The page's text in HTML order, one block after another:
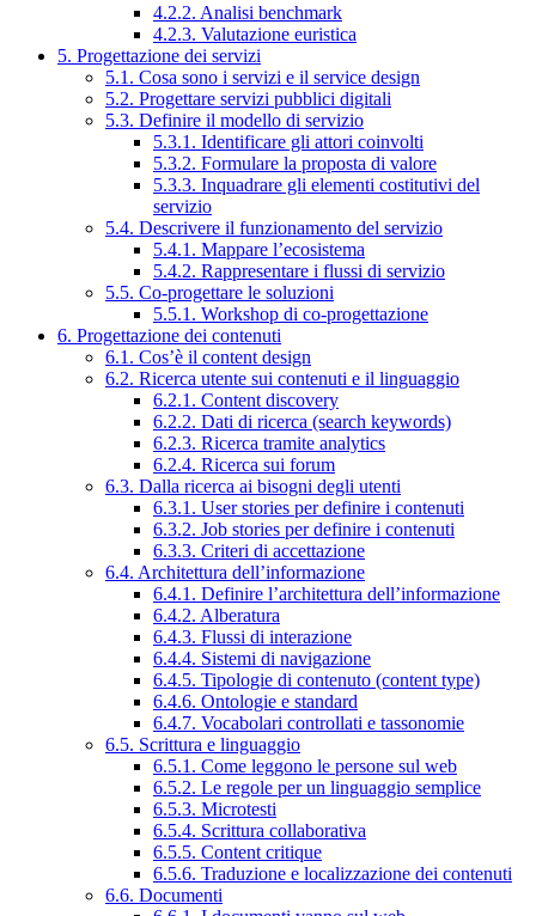
4.2.2. Analisi benchmark
4.2.3. Valutazione euristica
5. Progettazione dei servizi
5.1. Cosa sono i servizi e il service design
5.2. Progettare servizi pubblici digitali
5.3. Definire il modello di servizio
5.3.1. Identificare gli attori coinvolti
5.3.2. Formulare la proposta di valore
5.3.3. Inquadrare gli elementi costitutivi del
servizio
5.4. Descrivere il funzionamento del servizio
5.4.1. Mappare l’ecosistema
5.4.2. Rappresentare i flussi di servizio
5.5. Co-progettare le soluzioni
5.5.1. Workshop di co-progettazione
6. Progettazione dei contenuti
6.1. Cos’è il content design
6.2. Ricerca utente sui contenuti e il linguaggio
6.2.1. Content discovery
6.2.2. Dati di ricerca (search keywords)
6.2.3. Ricerca tramite analytics
6.2.4. Ricerca sui forum
6.3. Dalla ricerca ai bisogni degli utenti
6.3.1. User stories per definire i contenuti
6.3.2. Job stories per definire i contenuti
6.3.3. Criteri di accettazione
6.4. Architettura dell’informazione
6.4.1. Definire l’architettura dell’informazione
6.4.2. Alberatura
6.4.3. Flussi di interazione
6.4.4. Sistemi di navigazione
6.4.5. Tipologie di contenuto (content type)
6.4.6. Ontologie e standard
6.4.7. Vocabolari controllati e tassonomie
6.5. Scrittura e linguaggio
6.5.1. Come leggono le persone sul web
6.5.2. Le regole per un linguaggio semplice
6.5.3. Microtesti
6.5.4. Scrittura collaborativa
6.5.5. Content critique
6.5.6. Traduzione e localizzazione dei contenuti
6.6. Documenti